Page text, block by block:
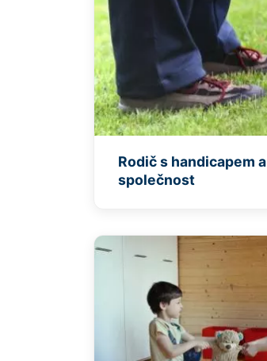
Rodič s handicapem a
společnost